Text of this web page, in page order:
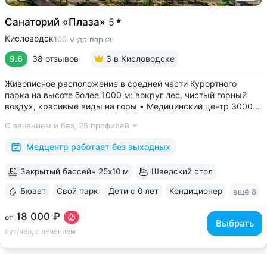
Санаторий «Плаза» 5
Кисловодск100 м до парка
9.6 38 отзывов 3 в Кисловодске
Живописное расположение в средней части Курортного
парка на высоте более 1000 м: вокруг лес, чистый горный
воздух, красивые виды на горы • Медицинский центр 3000
квалификации • Более 1000 видов диагностики и ДНК-
исследований. Есть диагностика...
С лечением и без, 25 профилей
Медцентр работает без выходных
от 18 000 ₽
сут/чел, с лечением
Выбрать
Закрытый бассейн 25x10 м Шведский стол
Бювет Свой парк Дети с 0 лет Кондиционер ещё 8